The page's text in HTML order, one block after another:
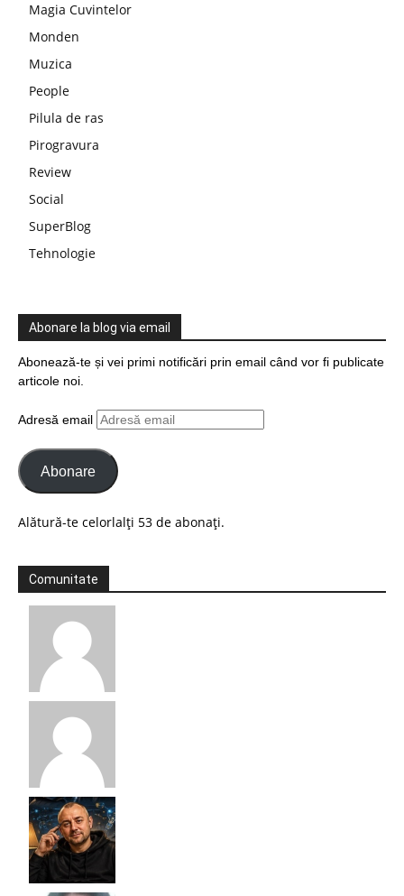
Magia Cuvintelor
Monden
Muzica
People
Pilula de ras
Pirogravura
Review
Social
SuperBlog
Tehnologie
Abonare la blog via email
Abonează-te și vei primi notificări prin email când vor fi publicate
articole noi.
Adresă email
Abonare
Alătură-te celorlalți 53 de abonați.
Comunitate